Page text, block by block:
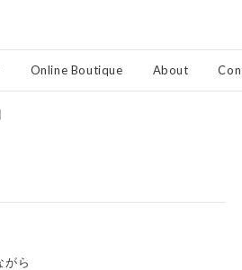
Online Boutique About
がら